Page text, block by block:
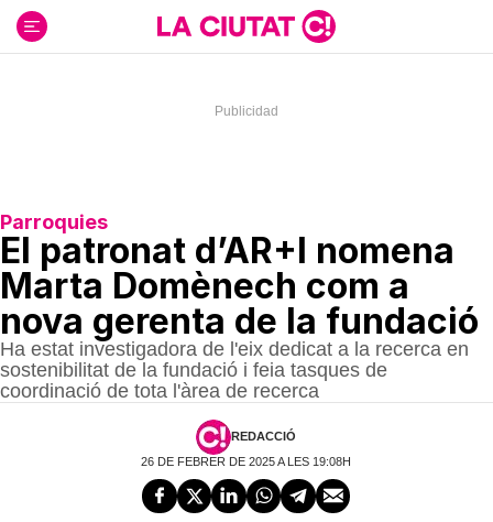
contenido
Parroquies
El patronat d’AR+I nomena
Marta Domènech com a
nova gerenta de la fundació
Ha estat investigadora de l'eix dedicat a la recerca en
sostenibilitat de la fundació i feia tasques de
coordinació de tota l'àrea de recerca
REDACCIÓ
26 DE FEBRER DE 2025 A LES 19:08H